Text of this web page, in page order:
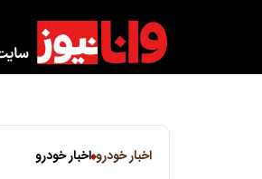
اخبار خودرو اخبار خودرو